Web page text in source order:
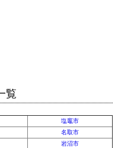
覧
塩竈市
名取市
岩沼市